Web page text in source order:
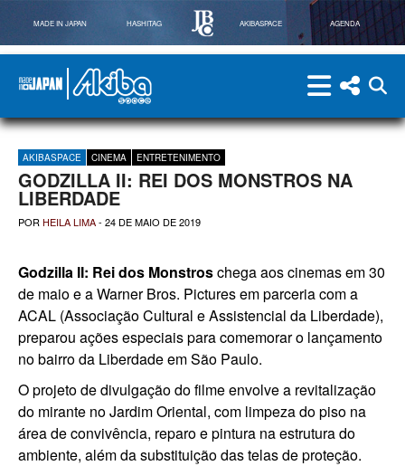
MADE IN JAPAN HASHITAG AKIBASPACE AGENDA
Powered By Made in Japan
menu menu
AKIBASPACE CINEMA ENTRETENIMENTO
GODZILLA II: REI DOS MONSTROS NA
LIBERDADE
POR HEILA LIMA- 24 DE MAIO DE 2019
Godzilla II: Rei dos Monstroschega aos cinemas em 30
de maio e a Warner Bros. Pictures em parceria com a
ACAL (Associação Cultural e Assistencial da Liberdade),
preparou ações especiais para comemorar o lançamento
no bairro da Liberdade em São Paulo.
O projeto de divulgação do filme envolve a revitalização
do mirante no Jardim Oriental, com limpeza do piso na
área de convivência, reparo e pintura na estrutura do
ambiente, além da substituição das telas de proteção.